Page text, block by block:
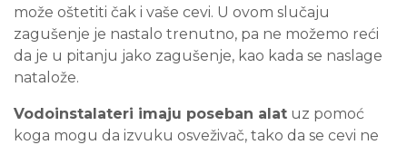
može oštetiti čak i vaše cevi. U ovom slučaju
zagušenje je nastalo trenutno, pa ne možemo reći
da je u pitanju jako zagušenje, kao kada se naslage
natalože.
Vodoinstalateri imaju poseban alat uz pomoć
koga mogu da izvuku osveživač, tako da se cevi ne